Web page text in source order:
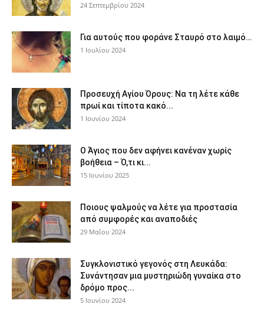
24 Σεπτεμβρίου 2024
Για αυτούς που φοράνε Σταυρό στο λαιμό…
1 Ιουλίου 2024
Προσευχή Αγίου Όρους: Να τη λέτε κάθε
πρωί και τίποτα κακό...
1 Ιουνίου 2024
Ο Άγιος που δεν αφήνει κανέναν χωρίς
βοήθεια – Ό,τι κι...
15 Ιουνίου 2025
Ποιους ψαλμούς να λέτε για προστασία
από συμφορές και αναποδιές
29 Μαΐου 2024
Συγκλονιστικό γεγονός στη Λευκάδα:
Συνάντησαν μια μυστηριώδη γυναίκα στο
δρόμο προς...
5 Ιουνίου 2024